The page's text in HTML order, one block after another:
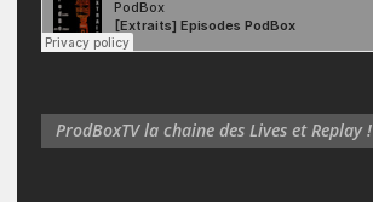
ProdBoxTV la chaine des Lives et Replay !